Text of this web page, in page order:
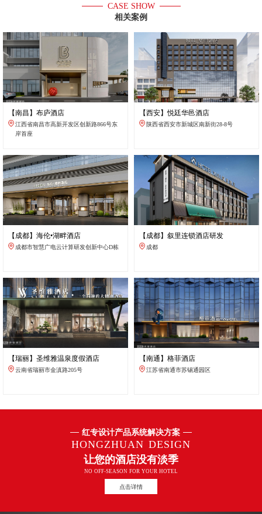
CASE SHOW
相关案例
【南昌】布庐酒店
江西省南昌市高新开发区创新路866号东
岸首座
【西安】悦廷华邑酒店
陕西省西安市新城区南新街28-8号
【成都】海伦•湖畔酒店
成都市智慧广电云计算研发创新中心D栋
【成都】叙里连锁酒店研发
成都
【瑞丽】圣维雅温泉度假酒店
云南省瑞丽市金滇路205号
【南通】格菲酒店
江苏省南通市苏锡通园区
红专设计产品系统解决方案
HONGZHUAN DESIGN
让您的酒店没有淡季
NO OFF-SEASON FOR YOUR HOTEL
点击详情